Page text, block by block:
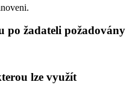
po žadateli požadovány
lze využít